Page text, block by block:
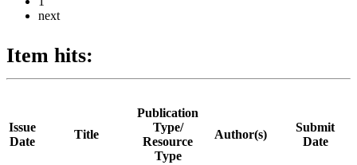
next
Item hits:
Issue
Date
Title
Publication
Type/
Resource
Type
Author(s)
Submit
Date